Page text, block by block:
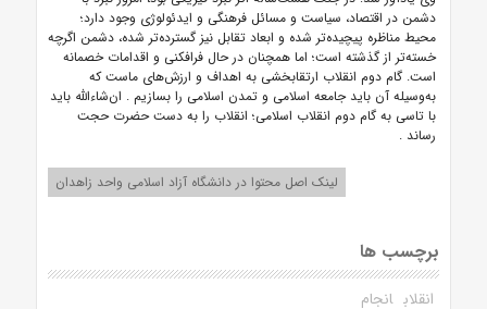
دشمن در اقتصاد، سیاست و مسائل فرهنگی و ایدئولوژی وجود دارد؛
محیط مناظره پیچیده‌تر شده و ابعاد تقابل نیز گسترده‌تر شده، دشمن اگرچه
خسته‌تر از گذشته است؛ اما همچنان در حال فرافکنی و اقدامات خصمانه
است. گام دوم انقلاب ارتقابخشی به اهداف و ارزش‌های ماست که
به‌وسیله آن باید جامعه اسلامی و تمدن اسلامی را بسازیم . ان‌شاءالله باید
با تاسی به گام دوم انقلاب اسلامی؛ انقلاب را به دست حضرت حجت
رساند .
لینک اصل محتوا در دانشگاه آزاد اسلامی واحد زاهدان
برچسب ها
انقلاب انجام